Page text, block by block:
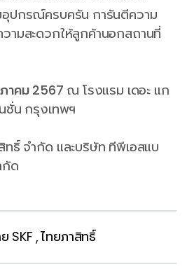
อุปกรณ์ครบครัน การันตีความ
วามสะดวกให้ลูกค้านอกสถานที่
าคม 2567 ณ โรงแรม เดอะ แก
ชั่น กรุงเทพฯ
ทธิ์ จำกัด และบริษัท ทีพีเอสแบ
กัด
SKF,ไทยภาสิทธิ์